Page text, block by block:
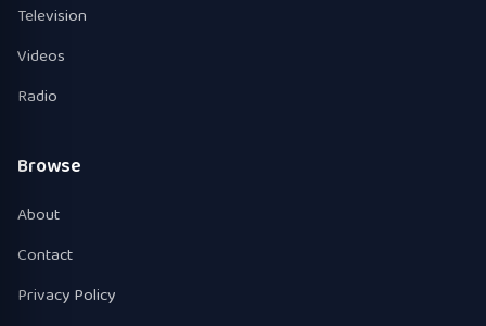
Television
Videos
Radio
Browse
About
Contact
Privacy Policy